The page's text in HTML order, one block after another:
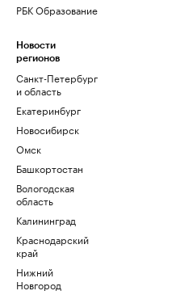
РБК Образование
Новости
регионов
Санкт-Петербург
и область
Екатеринбург
Новосибирск
Омск
Башкортостан
Вологодская
область
Калининград
Краснодарский
край
Нижний
Новгород